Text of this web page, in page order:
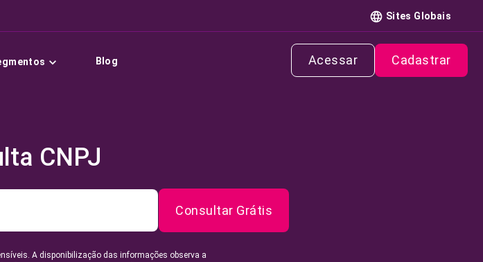
Sites Globais
Blog Acessar Cadastrar
CNPJ
Consultar Grátis
A disponibilização das informações observa a